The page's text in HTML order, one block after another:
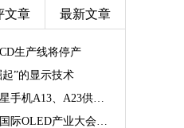
文章 最新文章
生产线将停产
”的显示技术
机A13、A23供应面板
产业大会12月重磅启幕